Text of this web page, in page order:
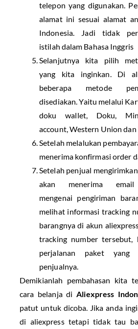
telepon yang digunakan.
alamat ini sesuai alamat
Indonesia. Jadi tidak
istilah dalam Bahasa Inggris
Selanjutnya kita pilih
yang kita inginkan. Di
beberapa metode
disediakan. Yaitu melalui
doku wallet, Doku,
account, Western Union dan
Setelah melalukan
menerima konfirmasi order
Setelah penjual
akan menerima email
mengenai pengiriman
melihat informasi tracking
barangnya di akun
tracking number tersebut,
perjalanan paket yang
penjualnya.
Demikianlah pembahasan kita
cara belanja diAliexpress
patut untuk dicoba. Jika anda
di aliexpress tetapi tidak tau